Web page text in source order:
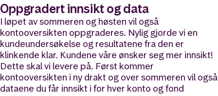
Oppgradert innsikt og data
I løpet av sommeren og høsten vil også
kontooversikten oppgraderes. Nylig gjorde vi en
kundeundersøkelse og resultatene fra den er
klinkende klar. Kundene våre ønsker seg mer innsikt!
Dette skal vi levere på. Først kommer
kontooversikten i ny drakt og over sommeren vil også
dataene du får innsikt i for hver konto og fond